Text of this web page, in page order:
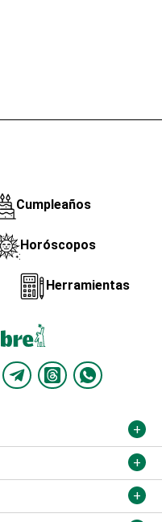
Cumpleaños
Horóscopos
Herramientas